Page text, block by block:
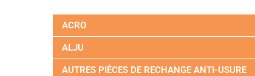
ACRO
ALJU
AUTRES PIÈCES DE RECHANGE ANTI-USURE